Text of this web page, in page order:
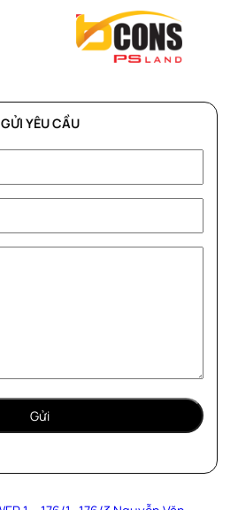
GỬI YÊU CẦU